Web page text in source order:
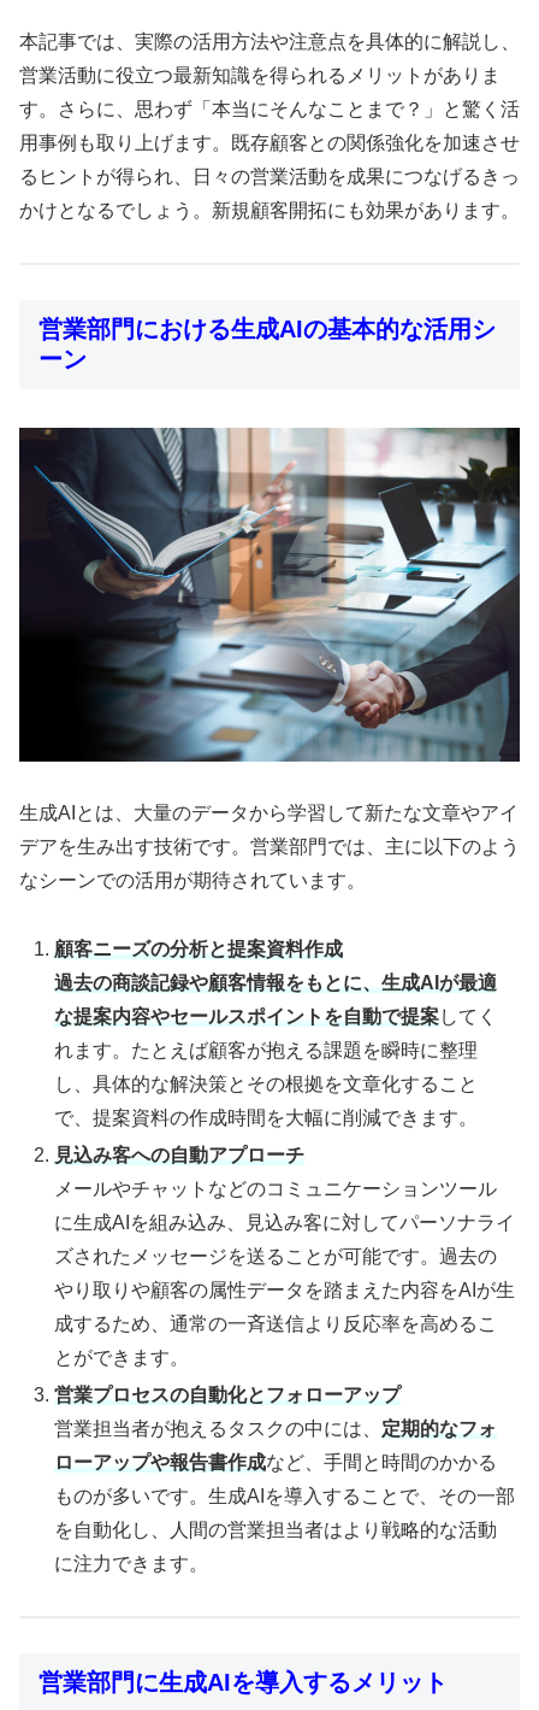
本記事では、実際の活用方法や注意点を具体的に解説し、
営業活動に役立つ最新知識を得られるメリットがありま
す。さらに、思わず「本当にそんなことまで？」と驚く活
用事例も取り上げます。既存顧客との関係強化を加速させ
るヒントが得られ、日々の営業活動を成果につなげるきっ
かけとなるでしょう。新規顧客開拓にも効果があります。
営業部門における生成AIの基本的な活用シ
ーン
生成AIとは、大量のデータから学習して新たな文章やアイ
デアを生み出す技術です。営業部門では、主に以下のよう
なシーンでの活用が期待されています。
顧客ニーズの分析と提案資料作成
過去の商談記録や顧客情報をもとに、生成AIが最適
な提案内容やセールスポイントを自動で提案してく
れます。たとえば顧客が抱える課題を瞬時に整理
し、具体的な解決策とその根拠を文章化すること
で、提案資料の作成時間を大幅に削減できます。
見込み客への自動アプローチ
メールやチャットなどのコミュニケーションツール
に生成AIを組み込み、見込み客に対してパーソナライ
ズされたメッセージを送ることが可能です。過去の
やり取りや顧客の属性データを踏まえた内容をAIが生
成するため、通常の一斉送信より反応率を高めるこ
とができます。
営業プロセスの自動化とフォローアップ
営業担当者が抱えるタスクの中には、 定期的なフォ
ローアップや報告書作成など、手間と時間のかかる
ものが多いです。生成AIを導入することで、その一部
を自動化し、人間の営業担当者はより戦略的な活動
に注力できます。
営業部門に生成AIを導入するメリット